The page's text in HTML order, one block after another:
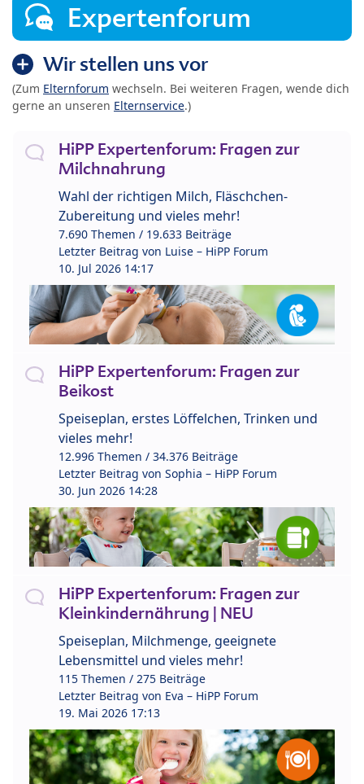
Expertenforum
Wir stellen uns vor
(Zum Elternforum wechseln. Bei weiteren Fragen, wende dich
gerne an unseren Elternservice.)
HiPP Expertenforum: Fragen zur
Milchnahrung
Wahl der richtigen Milch, Fläschchen-
Zubereitung und vieles mehr!
7.690 Themen / 19.633 Beiträge
Letzter Beitrag von Luise – HiPP Forum
10. Jul 2026 14:17
HiPP Expertenforum: Fragen zur
Beikost
Speiseplan, erstes Löffelchen, Trinken und
vieles mehr!
12.996 Themen / 34.376 Beiträge
Letzter Beitrag von Sophia – HiPP Forum
30. Jun 2026 14:28
HiPP Expertenforum: Fragen zur
Kleinkindernährung | NEU
Speiseplan, Milchmenge, geeignete
Lebensmittel und vieles mehr!
115 Themen / 275 Beiträge
Letzter Beitrag von Eva – HiPP Forum
19. Mai 2026 17:13